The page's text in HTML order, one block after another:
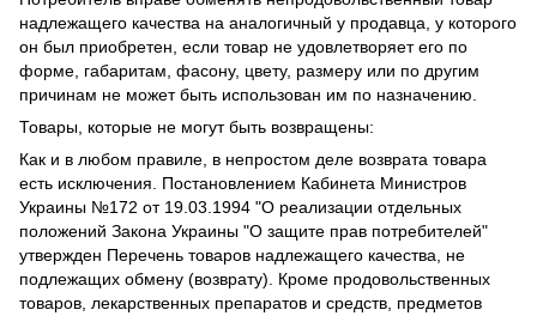
надлежащего качества на аналогичный у продавца, у которого
он был приобретен, если товар не удовлетворяет его по
форме, габаритам, фасону, цвету, размеру или по другим
причинам не может быть использован им по назначению.
Товары, которые не могут быть возвращены:
Как и в любом правиле, в непростом деле возврата товара
есть исключения. Постановлением Кабинета Министров
Украины №172 от 19.03.1994 "О реализации отдельных
положений Закона Украины "О защите прав потребителей"
утвержден Перечень товаров надлежащего качества, не
подлежащих обмену (возврату). Кроме продовольственных
товаров, лекарственных препаратов и средств, предметов